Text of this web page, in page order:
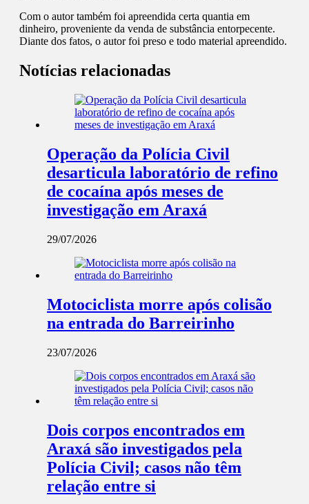
Com o autor também foi apreendida certa quantia em
dinheiro, proveniente da venda de substância entorpecente.
Diante dos fatos, o autor foi preso e todo material apreendido.
Notícias relacionadas
Operação da Polícia Civil
desarticula laboratório de refino
de cocaína após meses de
investigação em Araxá
29/07/2026
Motociclista morre após colisão
na entrada do Barreirinho
23/07/2026
Dois corpos encontrados em
Araxá são investigados pela
Polícia Civil; casos não têm
relação entre si